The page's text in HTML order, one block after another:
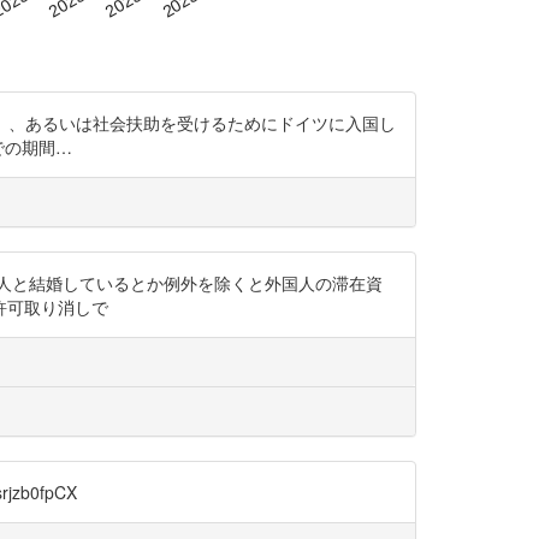
あるいは社会扶助を受けるためにドイツに入国し
の期間…
結婚しているとか例外を除くと外国人の滞在資
可取り消しで